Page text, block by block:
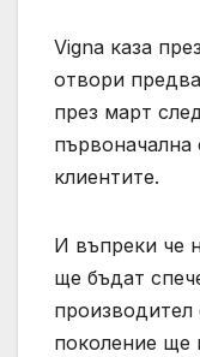
Vigna каза
отвори
през март
първоначална
клиентите.
И въпреки че
ще бъдат
поколение ще